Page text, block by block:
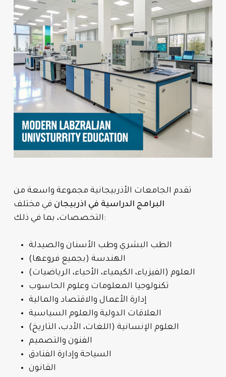
تقدم الجامعات الأذربيجانية مجموعة واسعة من
البرامج الدراسية في اذربيجان في مختلف
التخصصات، بما في ذلك:
الطب البشري وطب الأسنان والصيدلة
الهندسة (بجميع فروعها)
العلوم (الفيزياء، الكيمياء، الأحياء، الرياضيات)
تكنولوجيا المعلومات وعلوم الحاسوب
إدارة الأعمال والاقتصاد والمالية
العلاقات الدولية والعلوم السياسية
العلوم الإنسانية (اللغات، الأدب، التاريخ)
الفنون والتصميم
السياحة وإدارة الفنادق
القانون